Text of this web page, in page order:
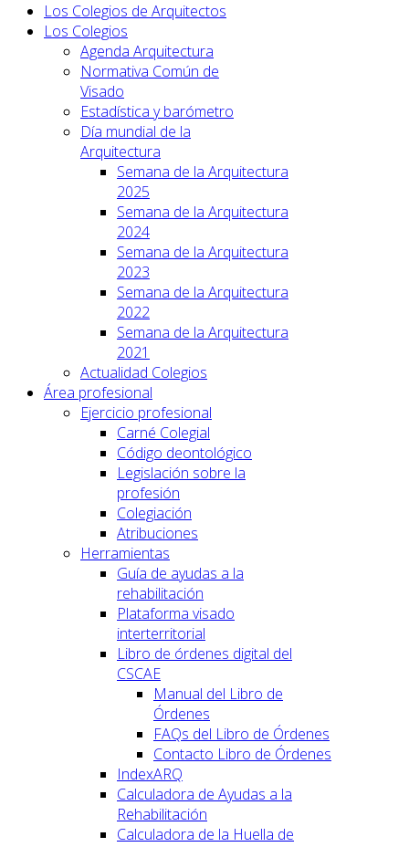
Los Colegios de Arquitectos
Los Colegios
Agenda Arquitectura
Normativa Común de
Visado
Estadística y barómetro
Día mundial de la
Arquitectura
Semana de la Arquitectura
2025
Semana de la Arquitectura
2024
Semana de la Arquitectura
2023
Semana de la Arquitectura
2022
Semana de la Arquitectura
2021
Actualidad Colegios
Área profesional
Ejercicio profesional
Carné Colegial
Código deontológico
Legislación sobre la
profesión
Colegiación
Atribuciones
Herramientas
Guía de ayudas a la
rehabilitación
Plataforma visado
interterritorial
Libro de órdenes digital del
CSCAE
Manual del Libro de
Órdenes
FAQs del Libro de Órdenes
Contacto Libro de Órdenes
IndexARQ
Calculadora de Ayudas a la
Rehabilitación
Calculadora de la Huella de